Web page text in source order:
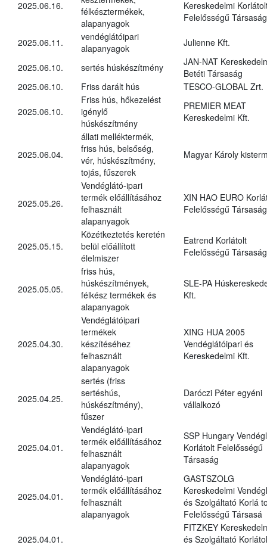
2025.06.16.
félkésztermékek,
alapanyagok
Kereskedelmi
Felelősségű Társaság
2025.06.11.
vendéglátóipari
alapanyagok
Julienne Kft.
2025.06.10. sertés húskészítmény
JAN-NAT
Betéti Társaság
2025.06.10.
Friss darált hús TESCO-GLOBAL Zrt.
2025.06.10.
Friss hús, hőkezelést
igénylő
húskészítmény
PREMIER MEAT
Kereskedelmi Kft.
2025.06.04.
állati melléktermék,
friss hús, belsőség,
vér, húskészítmény,
tojás, fűszerek
Magyar Károly
2025.05.26.
Vendéglátó-ipari
termék előállításához
felhasznált
alapanyagok
XIN HAO EURO
Felelősségű Társaság
2025.05.15.
Közétkeztetés keretén
belül előállított
élelmiszer
Eatrend Korlátolt
Felelősségű Társaság
2025.05.05.
friss hús,
húskészítmények,
félkész termékek és
alapanyagok
SLE-PA
Kft.
2025.04.30.
Vendéglátóipari
termékek
készítéséhez
felhasznált
alapanyagok
XING HUA 2005
Vendéglátóipari és
Kereskedelmi Kft.
2025.04.25.
sertés (friss
sertéshús,
húskészítmény),
fűszer
Daróczi Péter egyéni
vállalkozó
2025.04.01.
Vendéglátó-ipari
termék előállításához
felhasznált
alapanyagok
SSP Hungary
Korlátolt Felelősségű
Társaság
2025.04.01.
Vendéglátó-ipari
termék előállításához
felhasznált
alapanyagok
GASTSZOLG
Kereskedelmi
és Szolgáltató Korlá
Felelősségű Társasá
2025.04.01.
FITZKEY
és Szolgáltató